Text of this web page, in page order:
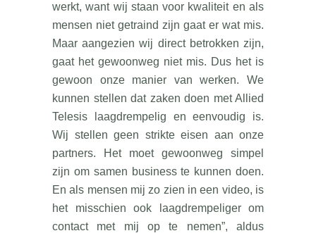
werkt, want wij staan voor kwaliteit en als
mensen niet getraind zijn gaat er wat mis.
Maar aangezien wij direct betrokken zijn,
gaat het gewoonweg niet mis. Dus het is
gewoon onze manier van werken. We
kunnen stellen dat zaken doen met Allied
Telesis laagdrempelig en eenvoudig is.
Wij stellen geen strikte eisen aan onze
partners. Het moet gewoonweg simpel
zijn om samen business te kunnen doen.
En als mensen mij zo zien in een video, is
het misschien ook laagdrempeliger om
contact met mij op te nemen”, aldus